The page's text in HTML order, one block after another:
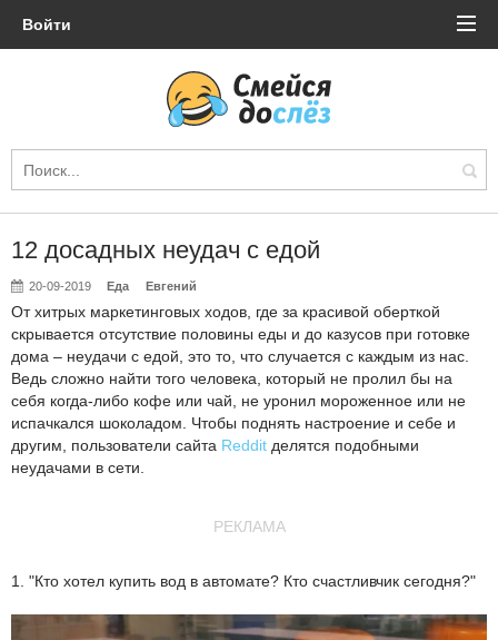
Войти
12 досадных неудач с едой
20-09-2019 Еда Евгений
От хитрых маркетинговых ходов, где за красивой оберткой
скрывается отсутствие половины еды и до казусов при готовке
дома – неудачи с едой, это то, что случается с каждым из нас.
Ведь сложно найти того человека, который не пролил бы на
себя когда-либо кофе или чай, не уронил мороженное или не
испачкался шоколадом. Чтобы поднять настроение и себе и
другим, пользователи сайта Reddit делятся подобными
неудачами в сети.
РЕКЛАМА
1. "Кто хотел купить вод в автомате? Кто счастливчик сегодня?"